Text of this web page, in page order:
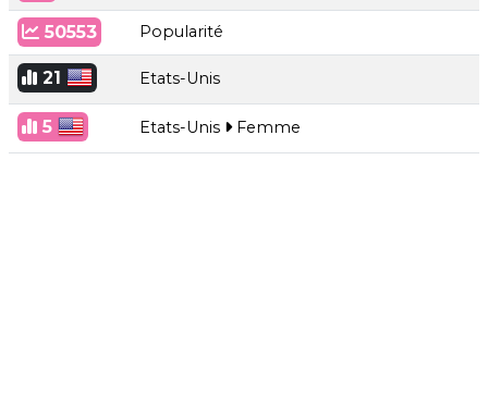
50553 Popularité
21 Etats-Unis
5 Etats-Unis Femme